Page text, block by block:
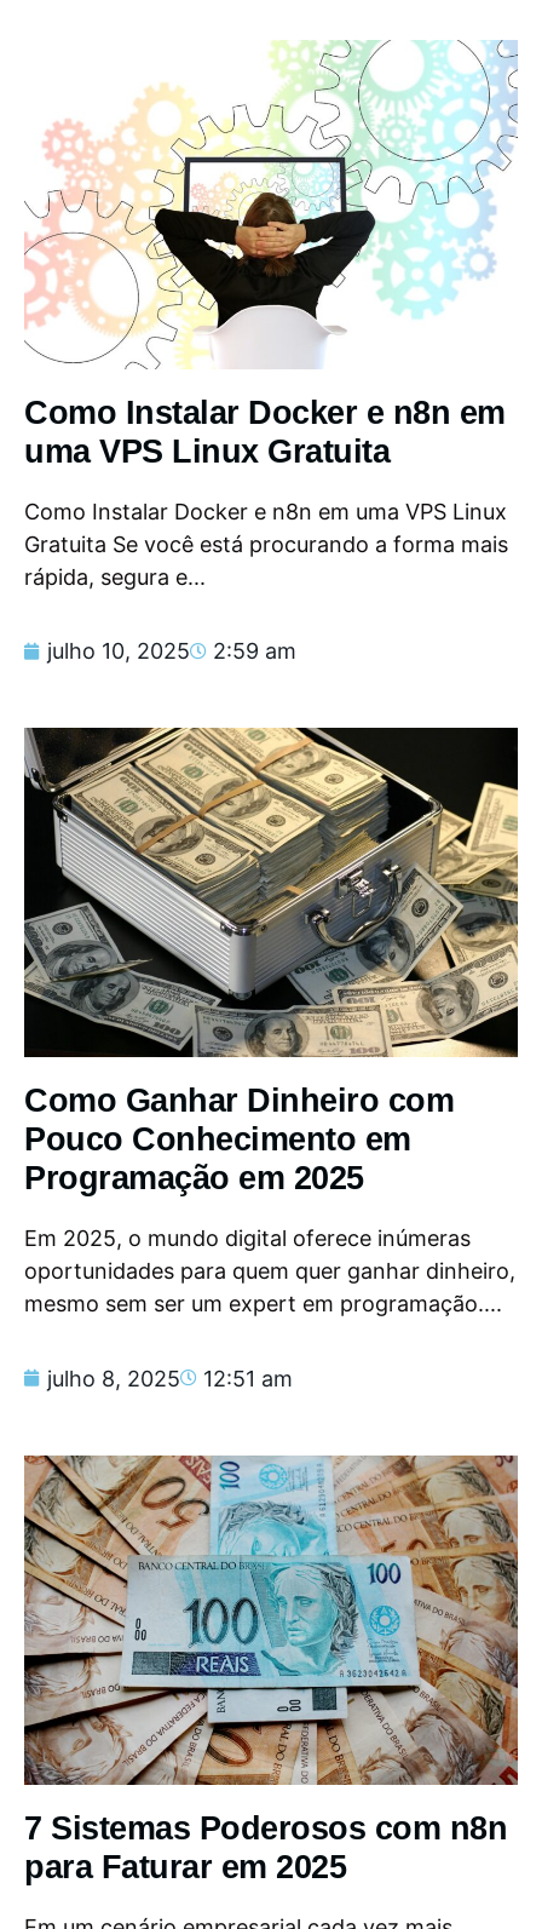
Como Instalar Docker e n8n em
uma VPS Linux Gratuita
Como Instalar Docker e n8n em uma VPS Linux
Gratuita Se você está procurando a forma mais
rápida, segura e...
julho 10, 2025 2:59 am
Como Ganhar Dinheiro com
Pouco Conhecimento em
Programação em 2025
Em 2025, o mundo digital oferece inúmeras
oportunidades para quem quer ganhar dinheiro,
mesmo sem ser um expert em programação....
julho 8, 2025 12:51 am
7 Sistemas Poderosos com n8n
para Faturar em 2025